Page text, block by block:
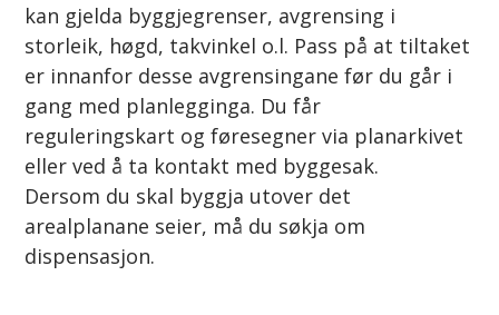
kan gjelda byggjegrenser, avgrensing i
storleik, høgd, takvinkel o.l. Pass på at tiltaket
er innanfor desse avgrensingane før du går i
gang med planlegginga. Du får
reguleringskart og føresegner via planarkivet
eller ved å ta kontakt med byggesak.
Dersom du skal byggja utover det
arealplanane seier, må du søkja om
dispensasjon.